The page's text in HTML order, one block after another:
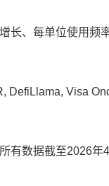
长、每单位使用频
DefiLlama, Visa
有数据截至2026年4